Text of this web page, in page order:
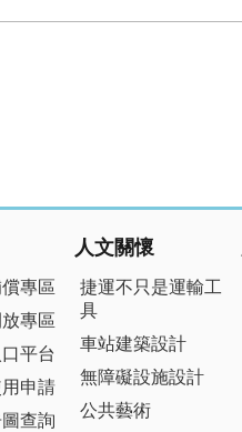
專區
專區
平台
申請
查詢
人文關懷
捷運不只是運輸工
具
車站建築設計
無障礙設施設計
公共藝術